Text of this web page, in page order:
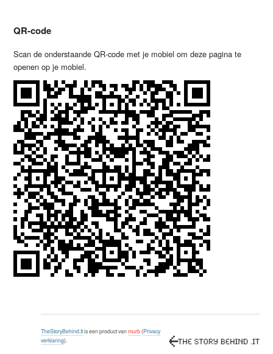
QR-code
Scan de onderstaande QR-code met je mobiel om deze pagina te
openen op je mobiel.
TheStoryBehind.Itis een product vanmurb(Privacy
verklaring).